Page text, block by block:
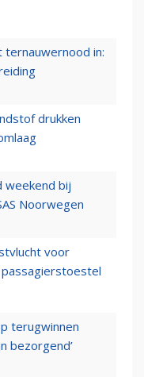
ternauwernood in:
drukken
weekend bij
Noorwegen
voor
terugwinnen
bezorgend’